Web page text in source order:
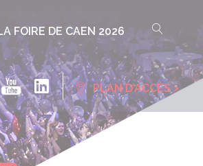
FOIRE DE CAEN 2026
PLAN D’ACCÈS ›